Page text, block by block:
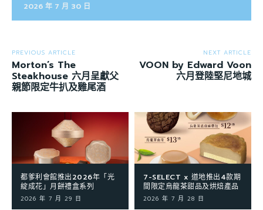
2026 年 7 月 30 日
PREVIOUS ARTICLE
Morton’s The
Steakhouse 六月呈獻父
親節限定牛扒及雞尾酒
NEXT ARTICLE
VOON by Edward Voon
六月登陸堅尼地城
都爹利會館推出2026年「光
綻成花」月餅禮盒系列
2026 年 7 月 29 日
7-SELECT x 道地推出4款期
間限定烏龍茶甜品及烘焙產品
2026 年 7 月 28 日